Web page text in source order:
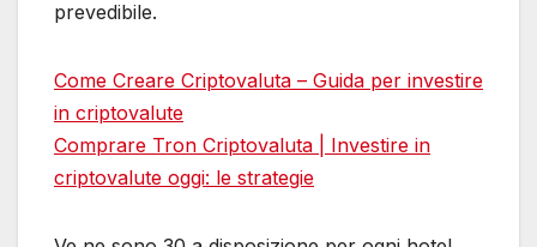
prevedibile.
Come Creare Criptovaluta – Guida per investire
in criptovalute
Comprare Tron Criptovaluta | Investire in
criptovalute oggi: le strategie